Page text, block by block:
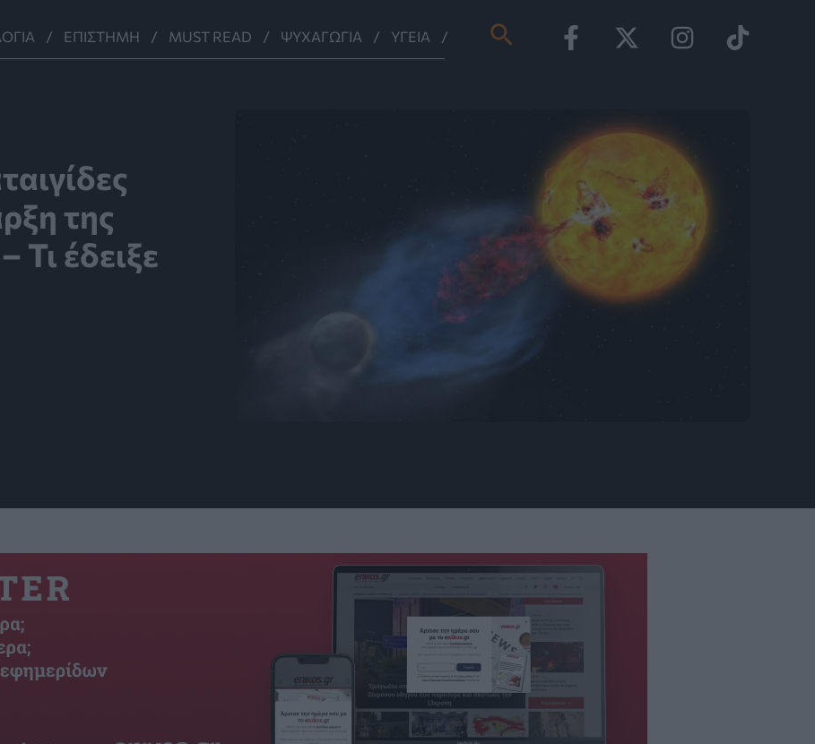
ΕΠΙΣΤΉΜΗ MUST READ ΨΥΧΑΓΩΓΊΑ ΥΓΕΊΑ Αναζήτηση
της
Τι έδειξε